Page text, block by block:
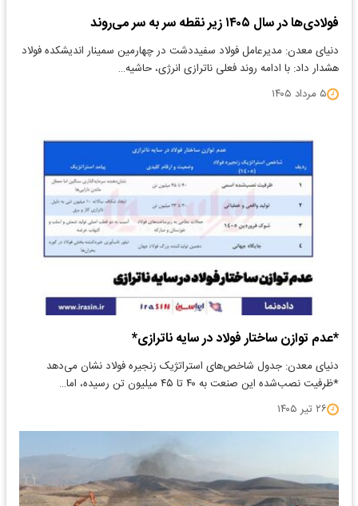
فولادی‌ها در سال ۱۴۰۵ زیر نقطه سر به سر می‌روند
دنیای معدن: مدیرعامل فولاد سفیددشت در چهارمین سمینار اندیشکده فولاد
هشدار داد: با ادامه روند فعلی ناترازی انرژی، حاشیه…
۵ مرداد ۱۴۰۵
*عدم توازن ساختار فولاد در سایه ناترازی*
دنیای معدن: جدول شاخص‌های استراتژیک زنجیره فولاد نشان می‌دهد
*ظرفیت نصب‌شده این صنعت به ۴۰ تا ۴۵ میلیون تن رسیده، اما…
۲۶ تیر ۱۴۰۵